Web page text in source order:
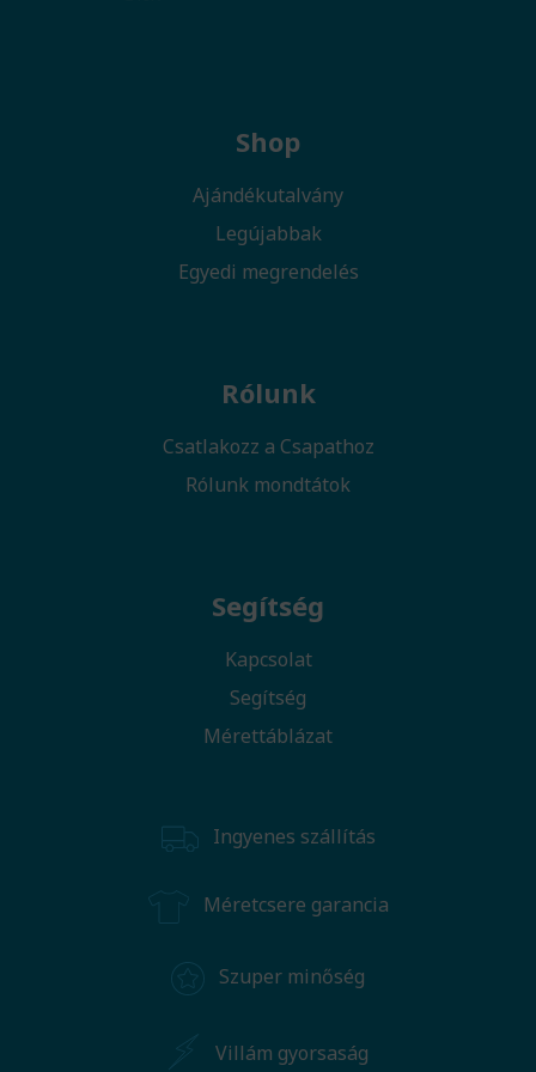
Shop
Ajándékutalvány
Legújabbak
Egyedi megrendelés
Rólunk
Csatlakozz a Csapathoz
Rólunk mondtátok
Segítség
Kapcsolat
Segítség
Mérettáblázat
Ingyenes szállítás
Méretcsere garancia
Szuper minőség
Villám gyorsaság